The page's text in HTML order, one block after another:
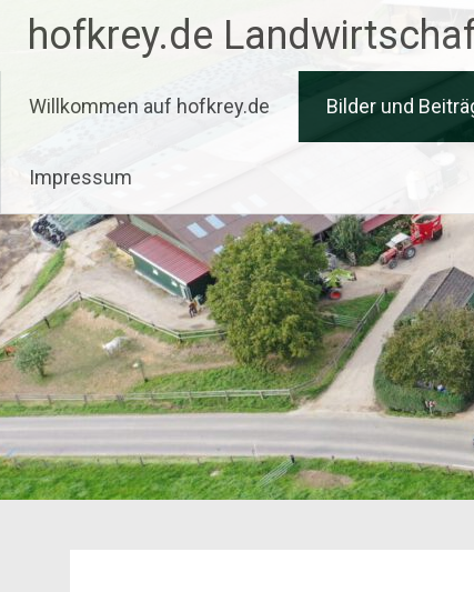
Zum
Inhalt
springen
hofkrey.de
Willkommen auf hofkrey.de Bilder und
Impressum